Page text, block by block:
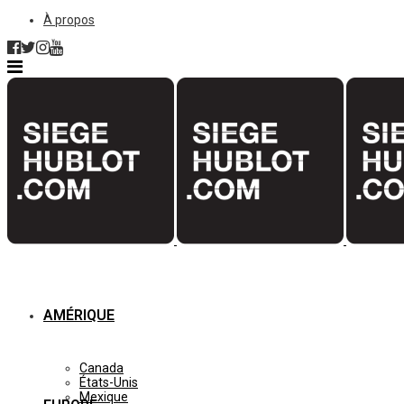
À propos
AMÉRIQUE
Canada
États-Unis
Mexique